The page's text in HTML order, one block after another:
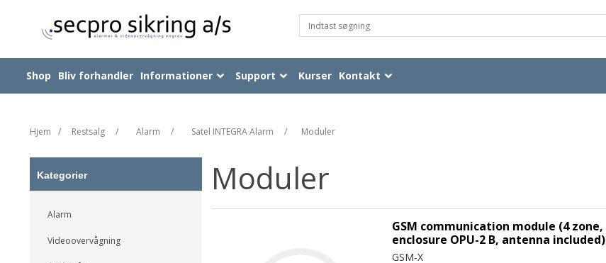
Shop Bliv forhandler Informationer Support Kurser Kontakt
Hjem / Restsalg / Alarm / Satel INTEGRA Alarm / Moduler
Kategorier
Alarm
Videoovervågning
Moduler
GSM communication module (4 zone,
enclosure OPU-2 B, antenna included)
GSM-X